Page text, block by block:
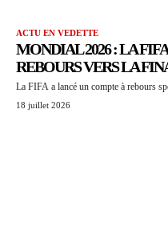
ACTU EN VEDETTE
MONDIAL 2026 : LA
REBOURS VERS LA
La FIFA a lancé un compte à rebours
18 juillet 2026